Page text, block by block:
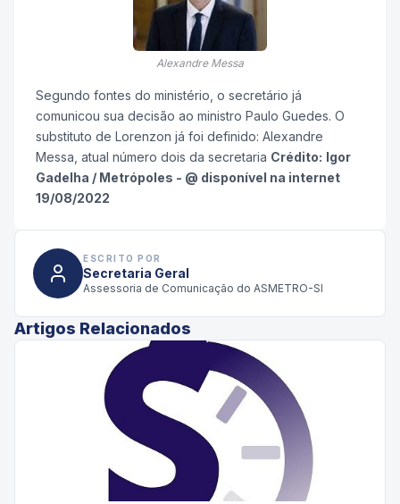
Alexandre Messa
Segundo fontes do ministério, o secretário já
comunicou sua decisão ao ministro Paulo Guedes. O
substituto de Lorenzon já foi definido: Alexandre
Messa, atual número dois da secretaria Crédito: Igor
Gadelha / Metrópoles - @ disponível na internet
19/08/2022
ESCRITO POR
Secretaria Geral
Assessoria de Comunicação do ASMETRO-SI
Artigos Relacionados